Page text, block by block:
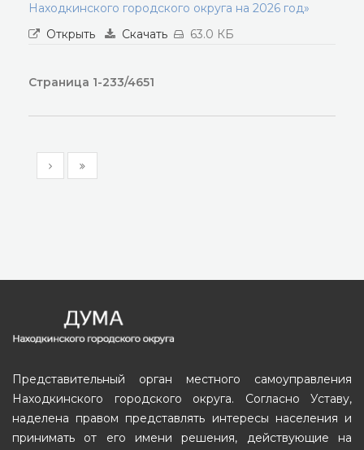
Находкинского городского округа на 2026 год»
Открыть
Скачать 63.0 КБ
Страница 1-233/4651
Представительный орган местного самоуправления
Находкинского городского округа. Согласно Уставу,
наделена правом представлять интересы населения и
принимать от его имени решения, действующие на